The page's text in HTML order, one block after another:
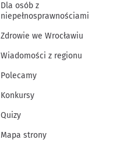
Dla osób z
niepełnosprawnościami
Zdrowie we Wrocławiu
Wiadomości z regionu
Polecamy
Konkursy
Quizy
Mapa strony